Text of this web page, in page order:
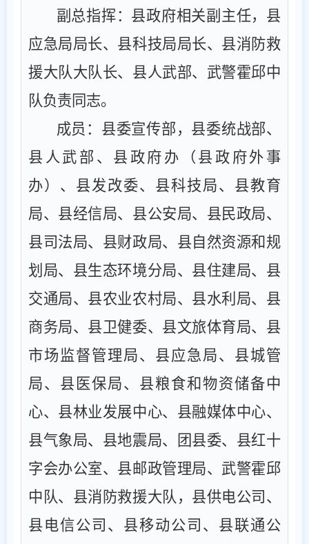
副总指挥：县政府相关副主任，县
应急局局长、县科技局局长、县消防救
援大队大队长、县人武部、武警霍邱中
队负责同志。
成员：县委宣传部，县委统战部、
县人武部、县政府办（县政府外事
办）、县发改委、县科技局、县教育
局、县经信局、县公安局、县民政局、
县司法局、县财政局、县自然资源和规
划局、县生态环境分局、县住建局、县
交通局、县农业农村局、县水利局、县
商务局、县卫健委、县文旅体育局、县
市场监督管理局、县应急局、县城管
局、县医保局、县粮食和物资储备中
心、县林业发展中心、县融媒体中心、
县气象局、县地震局、团县委、县红十
字会办公室、县邮政管理局、武警霍邱
中队、县消防救援大队，县供电公司、
县电信公司、县移动公司、县联通公